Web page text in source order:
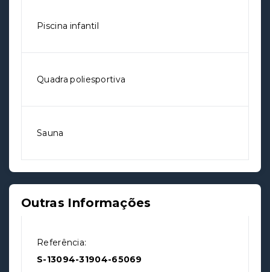
Piscina infantil
Quadra poliesportiva
Sauna
Outras Informações
Referência:
S-13094-31904-65069